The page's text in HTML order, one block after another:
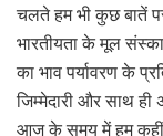
चलते हम भी कुछ बातें
भारतीयता के मूल
का भाव पर्यावरण के
जिम्मेदारी और साथ
आज के समय में हम कहीं